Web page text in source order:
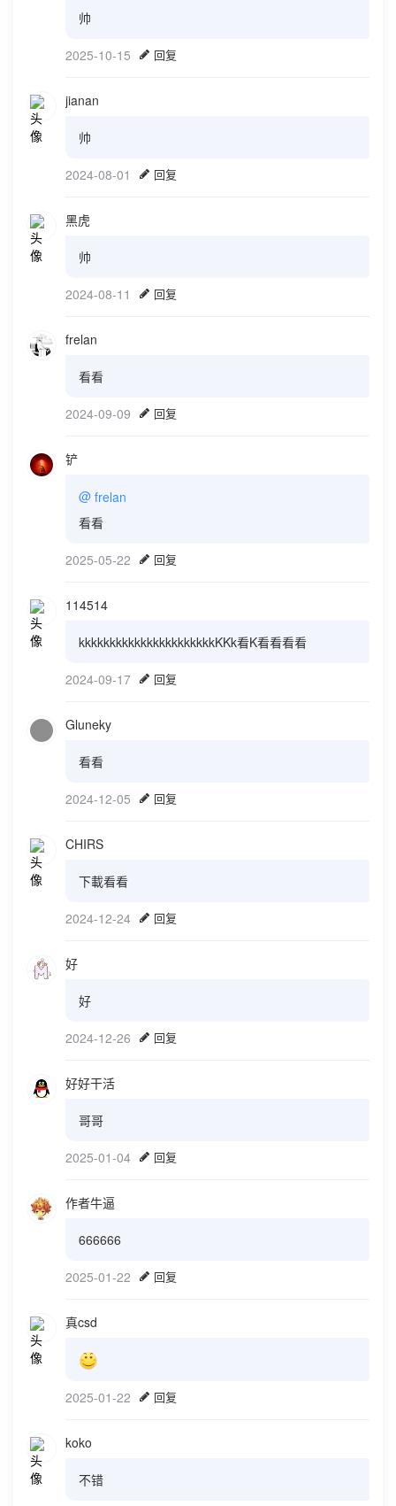
帅
2025-10-15 回复
jianan
帅
2024-08-01 回复
黑虎
帅
2024-08-11 回复
frelan
看看
2024-09-09 回复
铲
@ frelan
看看
2025-05-22 回复
114514
kkkkkkkkkkkkkkkkkkkkkkKKk看K看看看看
2024-09-17 回复
Gluneky
看看
2024-12-05 回复
CHIRS
下載看看
2024-12-24 回复
好
好
2024-12-26 回复
好好干活
哥哥
2025-01-04 回复
作者牛逼
666666
2025-01-22 回复
真csd
2025-01-22 回复
koko
不错